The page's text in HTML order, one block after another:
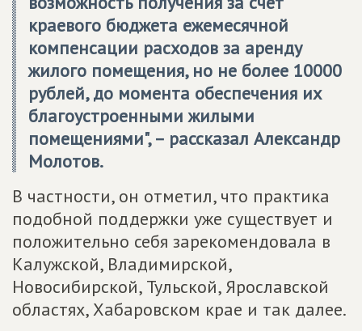
краевого бюджета ежемесячной
компенсации расходов за аренду
жилого помещения, но не более 10000
рублей, до момента обеспечения их
благоустроенными жилыми
помещениями", – рассказал Александр
Молотов.
В частности, он отметил, что практика
подобной поддержки уже существует и
положительно себя зарекомендовала в
Калужской, Владимирской,
Новосибирской, Тульской, Ярославской
областях, Хабаровском крае и так далее.